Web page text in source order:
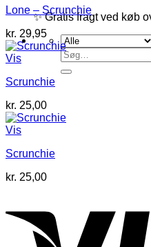
✨ Gratis fragt ved køb
Søg
efter:
Lone – Scrunchie
kr. 29,95
Vis
Scrunchie
kr. 25,00
Vis
Scrunchie
kr. 25,00